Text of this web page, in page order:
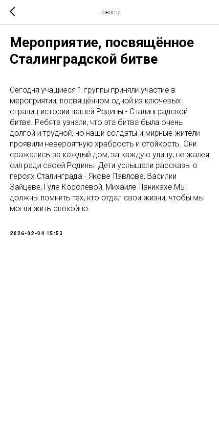
Новости
Мероприятие, посвящённое
Сталинградской битве
Сегодня учащиеся 1 группы приняли участие в
мероприятии, посвящённом одной из ключевых
страниц истории нашей Родины - Сталинградской
битве. Ребята узнали, что эта битва была очень
долгой и трудной, но наши солдаты и мирные жители
проявили невероятную храбрость и стойкость. Они
сражались за каждый дом, за каждую улицу, не жалея
сил ради своей Родины. Дети услышали рассказы о
героях Сталинграда - Якове Павлове, Василии
Зайцеве, Гуле Королёвой, Михаиле Паникахе.Мы
должны помнить тех, кто отдал свои жизни, чтобы мы
могли жить спокойно.
2026-02-04 15:53